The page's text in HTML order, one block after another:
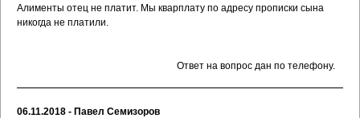
Алименты отец не платит. Мы кварплату по адресу прописки сына
никогда не платили.
Ответ на вопрос дан по телефону.
06.11.2018 - Павел Семизоров